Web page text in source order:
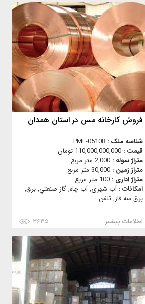
فروش کارخانه مس در استان همدان
شناسه ملک : PMF-05108
قیمت : 110,000,000,000 تومان
متراژ سوله : 2,000 متر مربع
متراژ زمین : 30,000 متر مربع
متراژ اداری : 100 متر مربع
امکانات :آب شهری, آب چاه, گاز صنعتي, برق,
برق سه فاز, تلفن
اطلاعات بیشتر ۳۶۳۵